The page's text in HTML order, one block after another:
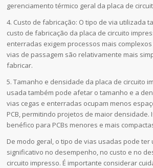
gerenciamento térmico geral da placa de
4. Custo de fabricação: O tipo de via utilizada
custo de fabricação da placa de circuito
enterradas exigem processos mais
vias de passagem são relativamente mais
fabricar.
5. Tamanho e densidade da placa de circuito
usada também pode afetar o tamanho e a
vias cegas e enterradas ocupam menos
PCB, permitindo projetos de maior densidade.
benéfico para PCBs menores e mais
De modo geral, o tipo de vias usadas pode ter
significativo no desempenho, no custo e no
circuito impresso. É importante considerar